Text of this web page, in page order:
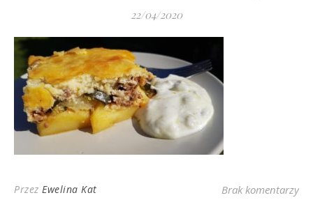
22/04/2020
Przez Ewelina Kat Brak komentarzy